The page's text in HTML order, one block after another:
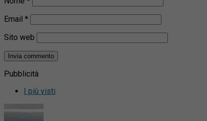
Email *
Sito web
Pubblicità
I più visti